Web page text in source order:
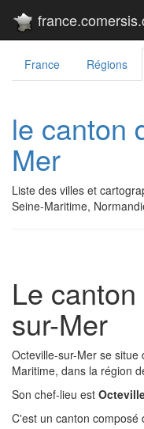
France Régions
le canton
Mer
Liste des villes et
Seine-Maritime,
Le
sur-Mer
Octeville-sur-Mer se
Maritime, dans la région
Son chef-lieu est
C'est un canton